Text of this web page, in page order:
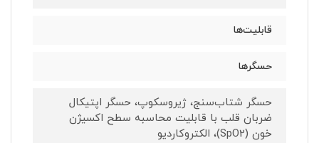
قابلیت‌ها
حسگرها
حسگر شتاب‌سنج، ژیروسکوپ، حسگر اپتیکال
ضربان قلب با قابلیت محاسبه سطح اکسیژن
خون (SpO2)، الکتروکاردیو